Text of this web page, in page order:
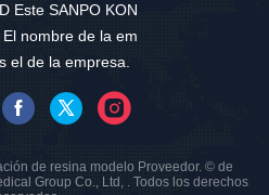
Este SANPO KON
El nombre de la em
el de la empresa.
de resina modelo Proveedor. © de
Group Co., Ltd, . Todos los derechos